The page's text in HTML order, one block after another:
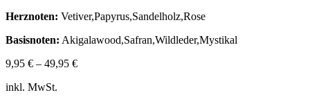
Herznoten: Vetiver,Papyrus,Sandelholz,Rose
Basisnoten: Akigalawood,Safran,Wildleder,Mystikal
9,95 € – 49,95 €
inkl. MwSt.